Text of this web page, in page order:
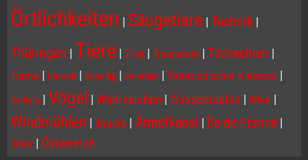
Örtlichkeiten | Säugetiere | Technik |
Thüringen | Tiere | Tirol | Traunstein | Tschechien |
Türme | Umwelt | Venedig | Venetien | Venezianischer Karneval |
Verkehr | Vögel | Wahrzeichen | Wassertropfen | Wien |
Windmühlen | Wracks | Ärmelkanal | Île-de-France |
ÖPNV | Österreich